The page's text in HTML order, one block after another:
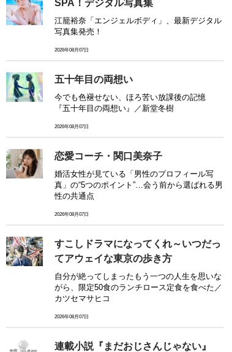
SPA！デジタル写真集
江籠裕奈「エンジェルボディ」、最新デジタル
写真集発売！
2026年08月07日
五十年目の両想い
今でも色褪せない、ほろ苦い放課後の記憶
『五十年目の両想い』／新堂冬樹
2026年08月07日
恋愛コーチ・関口美奈子
婚活女性が見ている「男性のプロフィール写
真」の“5つのポイント”…会う前から選ばれる男
性の共通点
2026年08月07日
すこしドラマになってくれ～いつだっ
てアウェイな東京の歩き方
自分が絶ってしまったもう一つの人生を思いな
がら、限定50食のランチロース定食を食べた／
カツセマサヒコ
2026年08月07日
連載小説『まだおじさんじゃない』